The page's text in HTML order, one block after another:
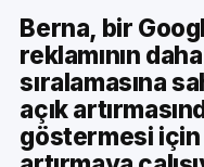
Berna, bir
reklamının
sıralamasına
açık
göstermesi için